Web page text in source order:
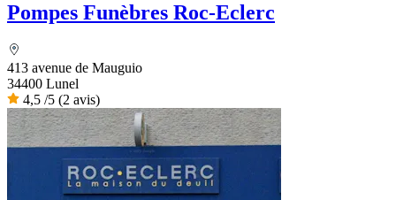
Pompes Funèbres Roc-Eclerc
413 avenue de Mauguio
34400 Lunel
4,5 /5 (2 avis)